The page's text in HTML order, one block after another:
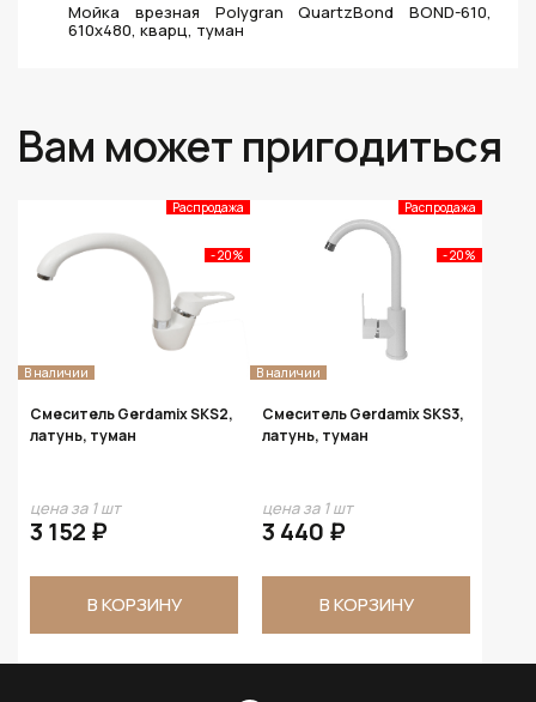
Мойка врезная Polygran QuartzBond BOND-610,
610x480, кварц, туман
Вам может пригодиться
В наличии
Распродажа
- 20%
Смеситель Gerdamix SKS2,
латунь, туман
цена за 1 шт
3 152 ₽
В КОРЗИНУ
В наличии
Распродажа
- 20%
Смеситель Gerdamix SKS3,
латунь, туман
цена за 1 шт
3 440 ₽
В КОРЗИНУ